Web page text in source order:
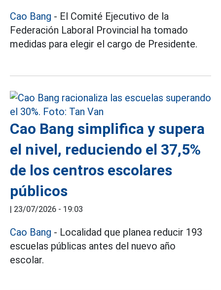
Cao Bang - El Comité Ejecutivo de la
Federación Laboral Provincial ha tomado
medidas para elegir el cargo de Presidente.
Cao Bang simplifica y supera
el nivel, reduciendo el 37,5%
de los centros escolares
públicos
| 23/07/2026 - 19:03
Cao Bang - Localidad que planea reducir 193
escuelas públicas antes del nuevo año
escolar.